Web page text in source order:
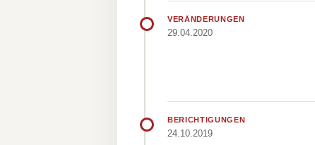
VERÄNDERUNGEN
29.04.2020
BERICHTIGUNGEN
24.10.2019